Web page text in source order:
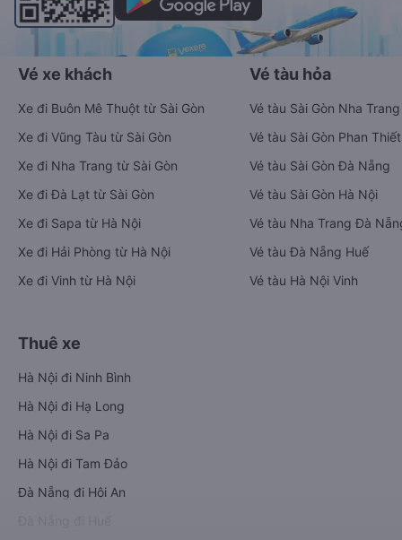
Vé xe khách
Xe đi Buôn Mê Thuột từ Sài Gòn
Xe đi Vũng Tàu từ Sài Gòn
Xe đi Nha Trang từ Sài Gòn
Xe đi Đà Lạt từ Sài Gòn
Xe đi Sapa từ Hà Nội
Xe đi Hải Phòng từ Hà Nội
Xe đi Vinh từ Hà Nội
Vé tàu hỏa
Vé tàu Sài Gòn Nha Trang
Vé tàu Sài Gòn Phan Thiết
Vé tàu Sài Gòn Đà Nẵng
Vé tàu Sài Gòn Hà Nội
Vé tàu Nha Trang Đà
Vé tàu Đà Nẵng Huế
Vé tàu Hà Nội Vinh
Thuê xe
Hà Nội đi Ninh Bình
Hà Nội đi Hạ Long
Hà Nội đi Sa Pa
Hà Nội đi Tam Đảo
Đà Nẵng đi Hội An